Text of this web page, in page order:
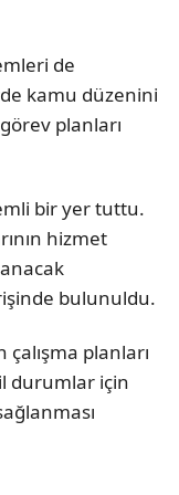
de
kamu düzenini
planları
bir yer tuttu.
hizmet
bulunuldu.
planları
durumlar için